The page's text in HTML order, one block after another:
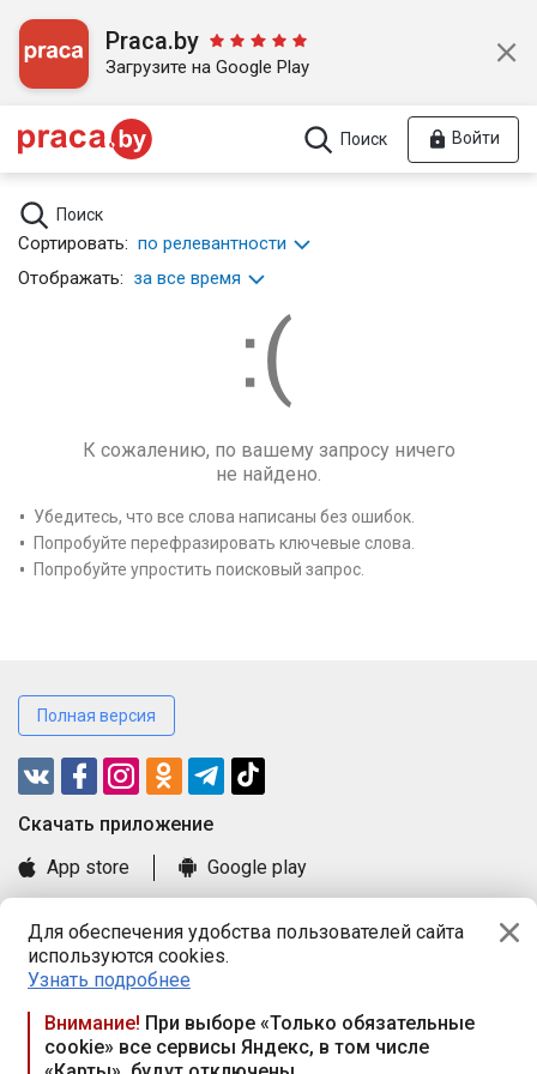
Для обеспечения удобства пользователей сайта
используются cookies.
Узнать подробнее
Внимание! При выборе «Только обязательные
cookie» все сервисы Яндекс, в том числе
Praca.by
Загрузите на Google Play
Поиск Войти
Поиск
Сортировать: по релевантности
Отображать: за все время
К сожалению, по вашему запросу ничего
не найдено.
Убедитесь, что все слова написаны без ошибок.
Попробуйте перефразировать ключевые слова.
Попробуйте упростить поисковый запрос.
Полная версия
Cкачать приложение
App store
Google play
Книга замечаний и предложений
Правила и документы
Praca.by © 2000—2026, ООО «ПРАЦА БАЙ»
Республика Беларусь, 220114, г. Минск, пр-т Независимости
117а, пом. № 9.